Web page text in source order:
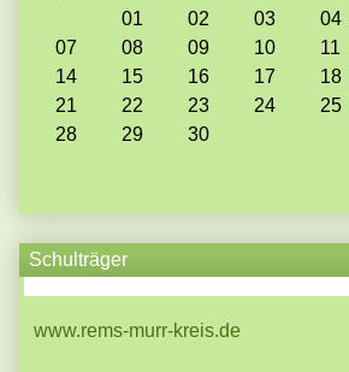
01
02 03 04
07
08 09 10 11
14
15 16 17 18
21
22 23 24 25
28
29 30
Schulträger
www.rems-murr-kreis.de